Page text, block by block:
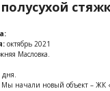
октябрь 2021
Масловка.
дня.
Мы начали новый объект – ЖК